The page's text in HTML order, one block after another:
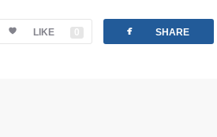
LIKE 0 facebook SHARE